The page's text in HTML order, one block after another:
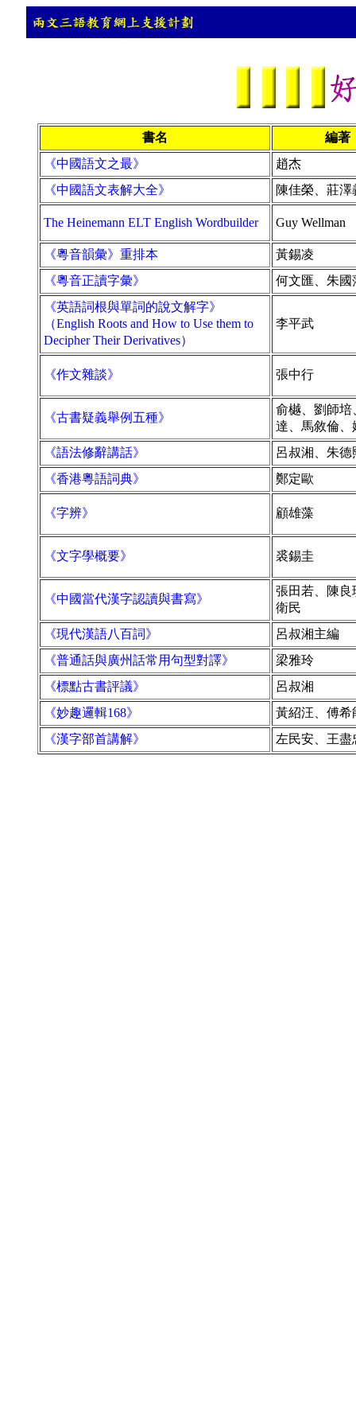
書名
編著
《中國語文之最》
趙杰
《中國語文表解大全》
陳佳榮、莊澤
The Heinemann ELT English Wordbuilder Guy Wellman
《粵音韻彙》重排本
黃錫凌
《粵音正讀字彙》
何文匯、朱國
《英語詞根與單詞的說文解字》
（English Roots and How to Use them to
Decipher Their Derivatives）
李平武
《作文雜談》 張中行
《古書疑義舉例五種》
俞樾、劉師培
達、馬敘倫、
《語法修辭講話》
呂叔湘、朱德
《香港粵語詞典》
鄭定歐
《字辨》 顧雄藻
《文字學概要》 裘錫圭
《中國當代漢字認讀與書寫》
張田若、陳良
衛民
《現代漢語八百詞》
呂叔湘主編
《普通話與廣州話常用句型對譯》
梁雅玲
《標點古書評議》
呂叔湘
《妙趣邏輯168》
黃紹汪、傅希
《漢字部首講解》
左民安、王盡